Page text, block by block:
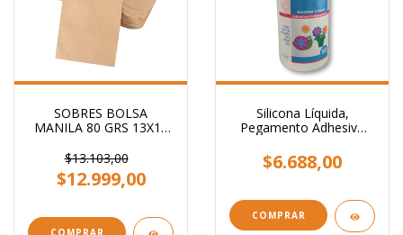
SOBRES BOLSA
MANILA 80 GRS 13X19
$13.103,00
$12.999,00
Silicona Líquida,
Pegamento Adhesivo
$6.688,00